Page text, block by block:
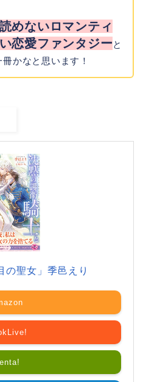
めないロマンティ
恋愛ファンタジーと
かなと思います！
の聖女」季邑えり